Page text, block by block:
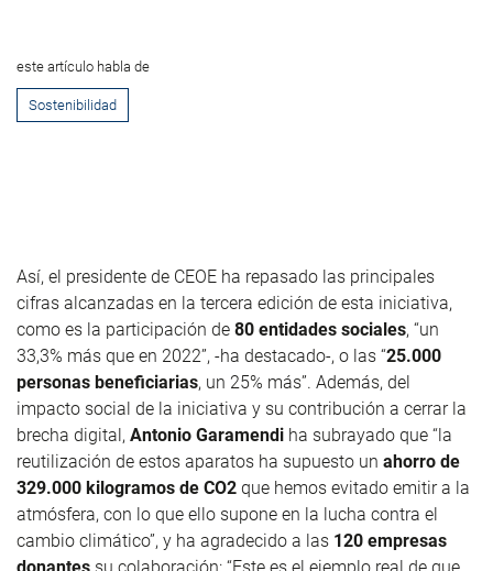
este artículo habla de
Sostenibilidad
Así, el presidente de CEOE ha repasado las principales
cifras alcanzadas en la tercera edición de esta iniciativa,
como es la participación de 80 entidades sociales, “un
33,3% más que en 2022”, -ha destacado-, o las “25.000
personas beneficiarias, un 25% más”. Además, del
impacto social de la iniciativa y su contribución a cerrar la
brecha digital, Antonio Garamendi ha subrayado que “la
reutilización de estos aparatos ha supuesto un ahorro de
329.000 kilogramos de CO2 que hemos evitado emitir a la
atmósfera, con lo que ello supone en la lucha contra el
cambio climático”, y ha agradecido a las 120 empresas